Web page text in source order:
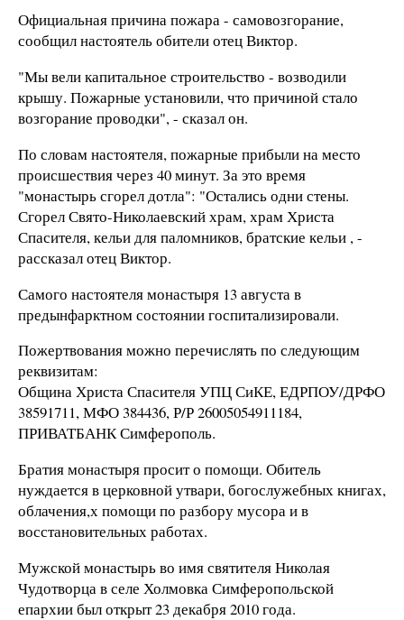
Официальная причина пожара - самовозгорание,
сообщил настоятель обители отец Виктор.
"Мы вели капитальное строительство - возводили
крышу. Пожарные установили, что причиной стало
возгорание проводки", - сказал он.
По словам настоятеля, пожарные прибыли на место
происшествия через 40 минут. За это время
"монастырь сгорел дотла": "Остались одни стены.
Сгорел Свято-Николаевский храм, храм Христа
Спасителя, кельи для паломников, братские кельи , -
рассказал отец Виктор.
Самого настоятеля монастыря 13 августа в
предынфарктном состоянии госпитализировали.
Пожертвования можно перечислять по следующим
реквизитам:
Община Христа Спасителя УПЦ СиКЕ, ЕДРПОУ/ДРФО
38591711, МФО 384436, Р/Р 26005054911184,
ПРИВАТБАНК Симферополь.
Братия монастыря просит о помощи. Обитель
нуждается в церковной утвари, богослужебных книгах,
облачения,х помощи по разбору мусора и в
восстановительных работах.
Мужской монастырь во имя святителя Николая
Чудотворца в селе Холмовка Симферопольской
епархии был открыт 23 декабря 2010 года.